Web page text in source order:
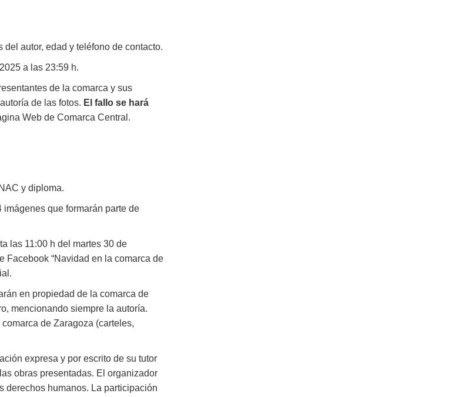
autor, edad y teléfono de contacto.
a las 23:59 h.
de la comarca y sus
de las fotos. El fallo se hará
Web de Comarca Central.
y diploma.
que formarán parte de
las 11:00 h del martes 30 de
Facebook “Navidad en la comarca de
en propiedad de la comarca de
mencionando siempre la autoría.
de Zaragoza (carteles,
expresa y por escrito de su tutor
obras presentadas. El organizador
derechos humanos. La participación